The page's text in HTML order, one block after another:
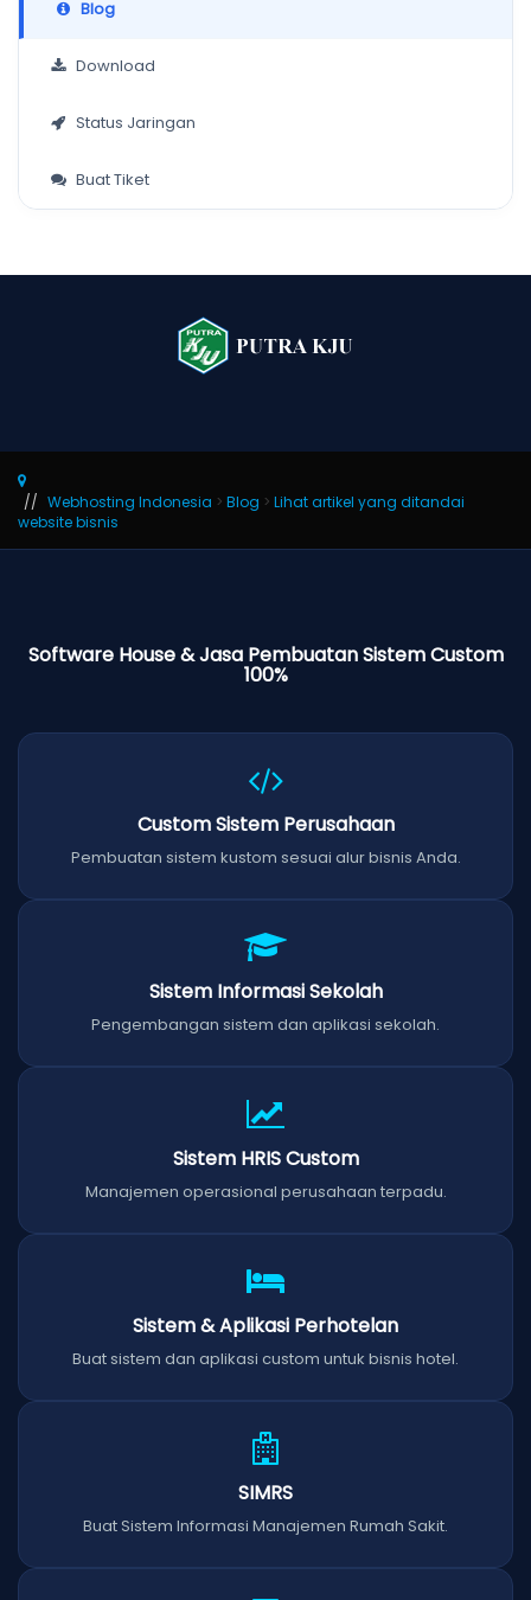
Blog
Download
Status Jaringan
Buat Tiket
Webhosting Indonesia > Blog > Lihat artikel yang ditandai
website bisnis
Software House & Jasa Pembuatan Sistem Custom
100%
Custom Sistem Perusahaan
Pembuatan sistem kustom sesuai alur bisnis Anda.
Sistem Informasi Sekolah
Pengembangan sistem dan aplikasi sekolah.
Sistem HRIS Custom
Manajemen operasional perusahaan terpadu.
Sistem & Aplikasi Perhotelan
Buat sistem dan aplikasi custom untuk bisnis hotel.
SIMRS
Buat Sistem Informasi Manajemen Rumah Sakit.